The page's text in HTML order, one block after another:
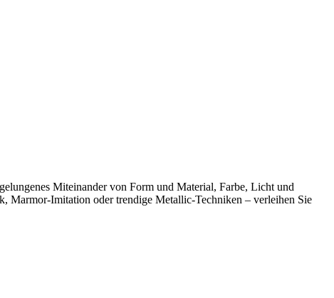
Miteinander von Form und Material, Farbe, Licht und
Marmor-Imitation oder trendige Metallic-Techniken – verleihen Sie